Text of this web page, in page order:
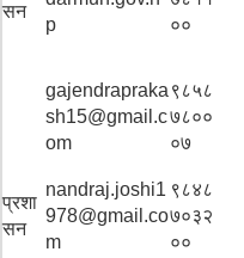
सन
p
००
gajendrapraka
sh15@gmail.c
om
९८५८
७८००
०७
प्रशा
सन
nandraj.joshi1
978@gmail.co
m
९८४८
७०३२
००